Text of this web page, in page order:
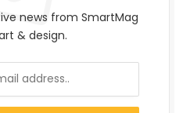
news from SmartMag
& design.